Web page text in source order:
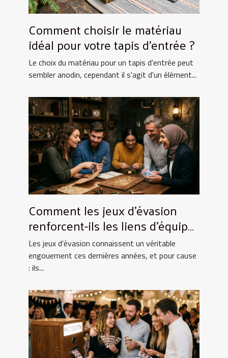
Comment choisir le matériau
idéal pour votre tapis d'entrée ?
Le choix du matériau pour un tapis d'entrée peut
sembler anodin, cependant il s'agit d'un élément...
Comment les jeux d'évasion
renforcent-ils les liens d'équipe
?
Les jeux d'évasion connaissent un véritable
engouement ces dernières années, et pour cause
: ils...